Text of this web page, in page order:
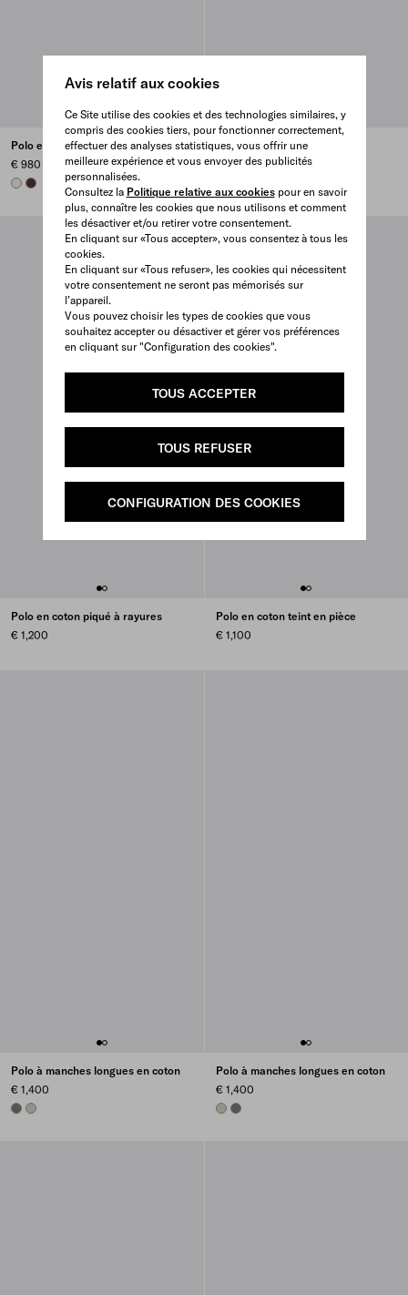
Avis relatif aux cookies
Ce Site utilise des cookies et des technologies similaires, y
compris des cookies tiers, pour fonctionner correctement,
effectuer des analyses statistiques, vous offrir une
meilleure expérience et vous envoyer des publicités
personnalisées.
Consultez la Politique relative aux cookiespour en savoir
plus, connaître les cookies que nous utilisons et comment
les désactiver et/ou retirer votre consentement.
En cliquant sur «Tous accepter», vous consentez à tous les
cookies.
En cliquant sur «Tous refuser», les cookies qui nécessitent
votre consentement ne seront pas mémorisés sur
l’appareil.
Vous pouvez choisir les types de cookies que vous
souhaitez accepter ou désactiver et gérer vos préférences
en cliquant sur "Configuration des cookies".
TOUS ACCEPTER
TOUS REFUSER
CONFIGURATION DES COOKIES
Polo en coton teint en pièce
€ 980
CHALK WHITE
COFFEE
Polo en coton teint en pièce
€ 980
Polo en coton piqué à rayures
€ 1,200
Polo en coton teint en pièce
€ 1,100
Polo à manches longues en coton
€ 1,400
CARBONE
ICE
Polo à manches longues en coton
€ 1,400
ICE CARBONE